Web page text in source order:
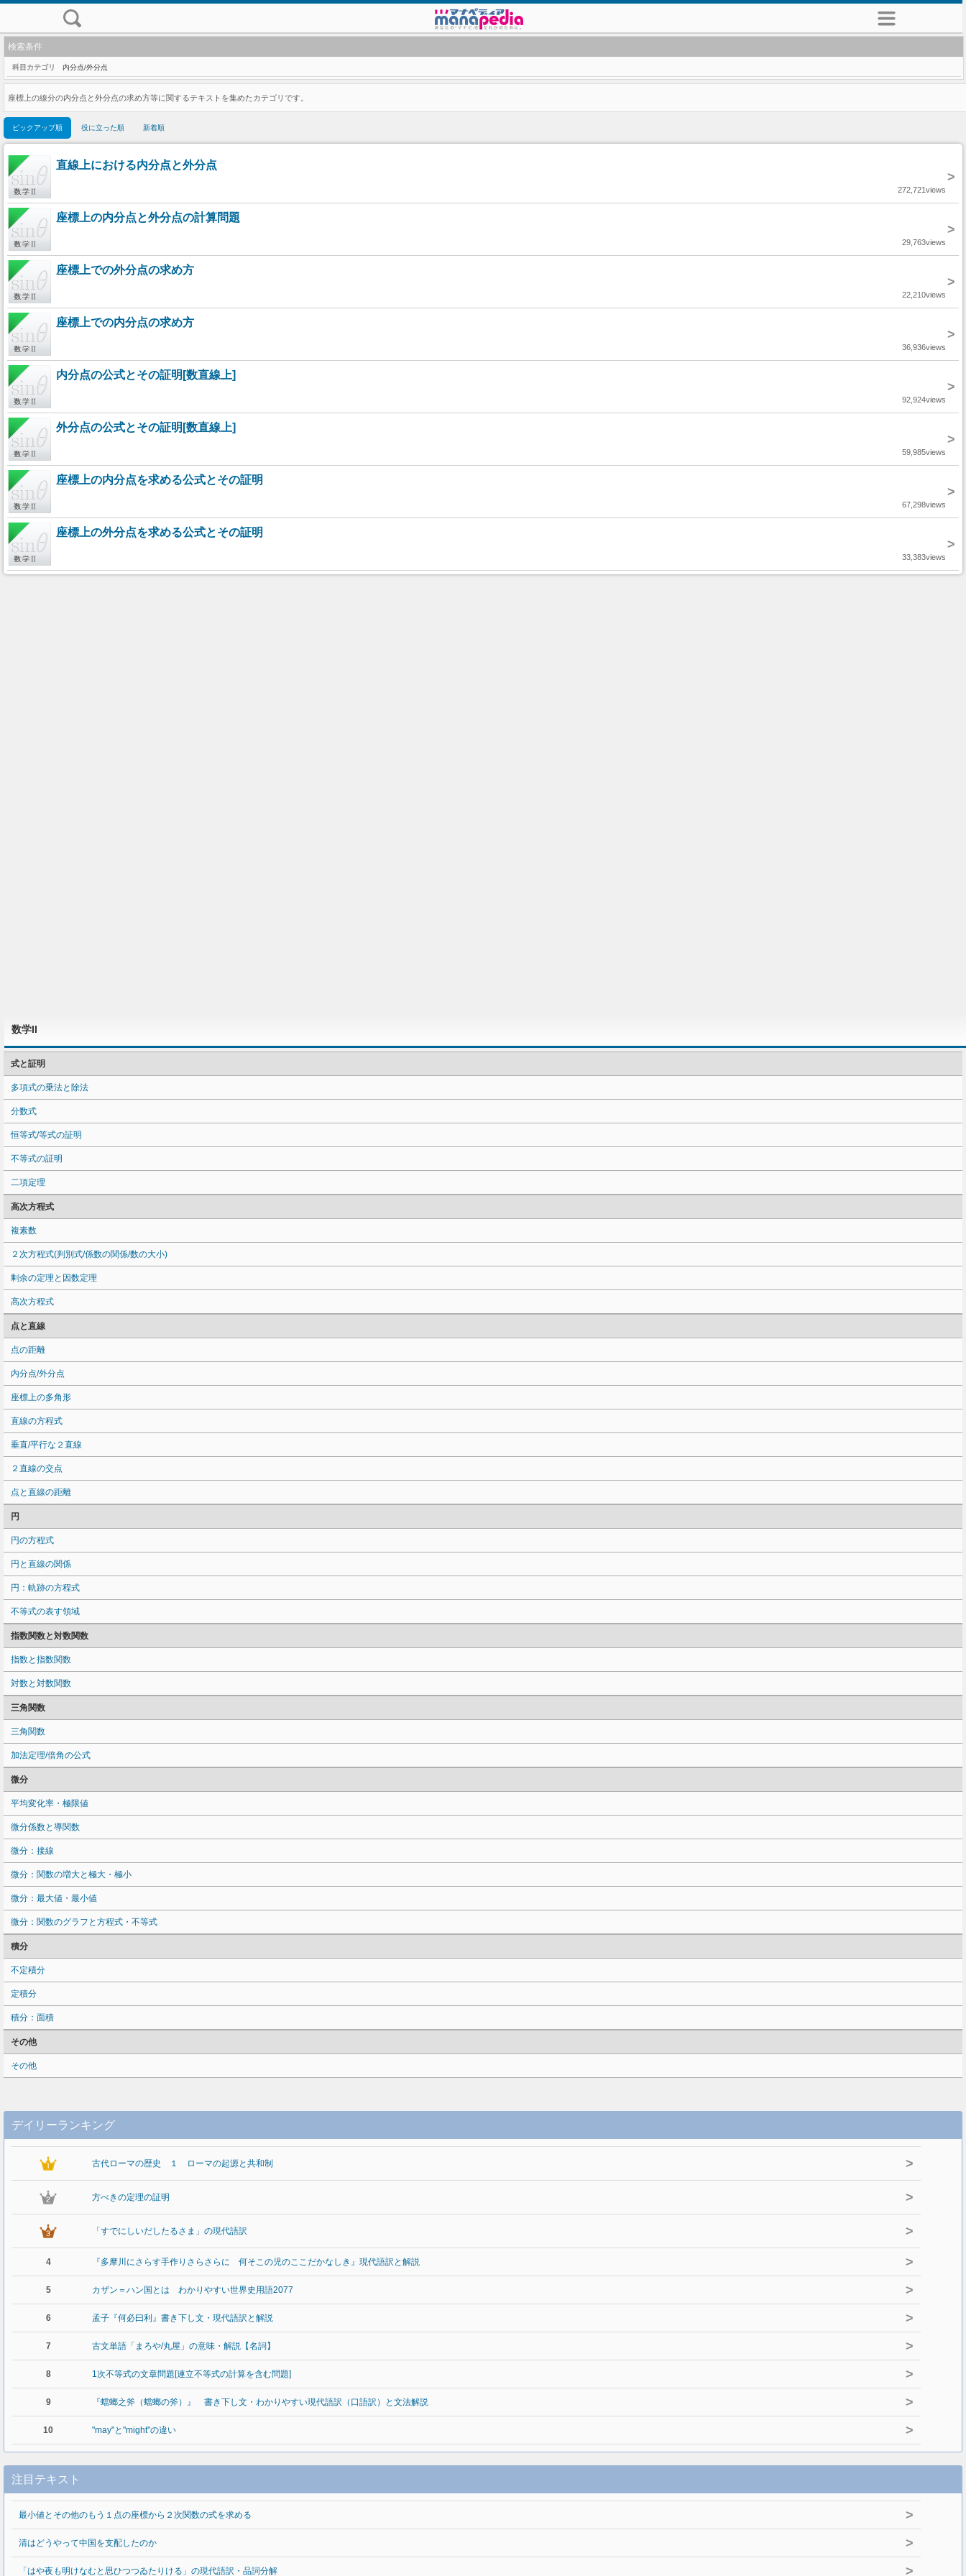
検索条件
科目カテゴリ 内分点/外分点
座標上の線分の内分点と外分点の求め方等に関するテキストを集めたカテゴリです。
ピックアップ順 役に立った順 新着順
直線上における内分点と外分点
>
272,721views
座標上の内分点と外分点の計算問題
>
29,763views
座標上での外分点の求め方
>
22,210views
座標上での内分点の求め方
>
36,936views
内分点の公式とその証明[数直線上]
>
92,924views
外分点の公式とその証明[数直線上]
>
59,985views
座標上の内分点を求める公式とその証明
>
67,298views
座標上の外分点を求める公式とその証明
>
33,383views
数学II
式と証明
多項式の乗法と除法
分数式
恒等式/等式の証明
不等式の証明
二項定理
高次方程式
複素数
２次方程式(判別式/係数の関係/数の大小)
剰余の定理と因数定理
高次方程式
点と直線
点の距離
内分点/外分点
座標上の多角形
直線の方程式
垂直/平行な２直線
２直線の交点
点と直線の距離
円
円の方程式
円と直線の関係
円：軌跡の方程式
不等式の表す領域
指数関数と対数関数
指数と指数関数
対数と対数関数
三角関数
三角関数
加法定理/倍角の公式
微分
平均変化率・極限値
微分係数と導関数
微分：接線
微分：関数の増大と極大・極小
微分：最大値・最小値
微分：関数のグラフと方程式・不等式
積分
不定積分
定積分
積分：面積
その他
その他
デイリーランキング
古代ローマの歴史 １ ローマの起源と共和制 >
方べきの定理の証明 >
「すでにしいだしたるさま」の現代語訳 >
4 『多摩川にさらす手作りさらさらに 何そこの児のここだかなしき』現代語訳と解説 >
5 カザン＝ハン国とは わかりやすい世界史用語2077 >
6 孟子『何必曰利』書き下し文・現代語訳と解説 >
7 古文単語「まろや/丸屋」の意味・解説【名詞】 >
8 1次不等式の文章問題[連立不等式の計算を含む問題] >
9 『蟷螂之斧（蟷螂の斧）』 書き下し文・わかりやすい現代語訳（口語訳）と文法解説 >
10 "may"と"might"の違い >
注目テキスト
最小値とその他のもう１点の座標から２次関数の式を求める >
清はどうやって中国を支配したのか >
「はや夜も明けなむと思ひつつゐたりける」の現代語訳・品詞分解 >